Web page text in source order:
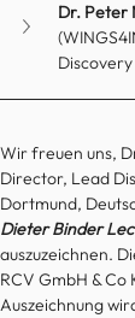
Dr. Peter
Wir freuen uns,
Director, Lead
Dortmund,
Dieter Binder
auszuzeichnen.
RCV GmbH & Co
Auszeichnung